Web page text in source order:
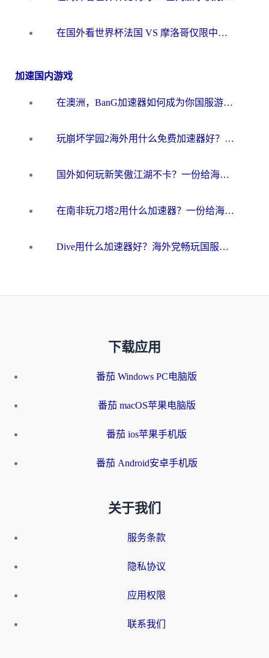
在国外看世界杯法国 VS 摩洛哥仅限中国大陆？海外党这样看中文解说赛事不卡顿
加速国内游戏
在澳洲，BanG加速器如何成为你国服游戏的“时光机”？
玩崩坏学园2海外用什么免费加速器好？2026海外党亲测国服游戏加速指南
国外如何玩新笑傲江湖不卡？一份给海外游子的终极网络指南
在南非玩刀塔2用什么加速器？一份给海外游子的终极生存指南
Dive用什么加速器好？海外党畅玩国服游戏的终极避坑指南
下载应用
番茄 Windows PC电脑版
番茄 macOS苹果电脑版
番茄 ios苹果手机版
番茄 Android安卓手机版
关于我们
服务条款
隐私协议
应用权限
联系我们